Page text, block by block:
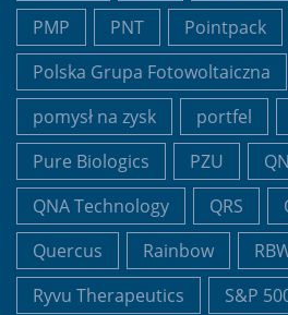
PMP
PNT Pointpack
Polska Grupa Fotowoltaiczna
pomysł na zysk
portfel
Pure Biologics
PZU
QNA Technology
QRS
Quercus
Rainbow
Ryvu Therapeutics
S&P